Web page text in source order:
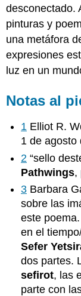
desconectado.
pinturas y
una metáfora
expresiones
luz en un
Notas al
1 Elliot R.
1 de agosto
2 “sello
Pathwings,
3 Barbara
sobre las
este
en el
Sefer
dos partes.
sefirot, las
parte con